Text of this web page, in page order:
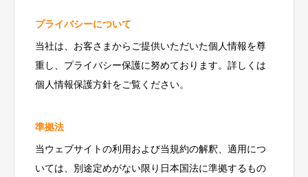
プライバシーについて
当社は、お客さまからご提供いただいた個人情報を尊
重し、プライバシー保護に努めております。詳しくは
個人情報保護方針をご覧ください。
準拠法
当ウェブサイトの利用および当規約の解釈、適用につ
いては、別途定めがない限り日本国法に準拠するもの